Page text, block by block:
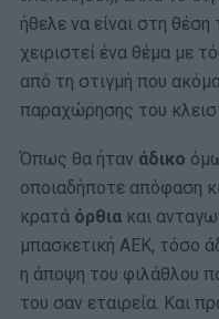
ήθελε να είναι στη
χειριστεί ένα θέμα με
από τη στιγμή που
παραχώρησης του
Όπως θα ήταν άδικο
οποιαδήποτε απόφαση
κρατά όρθια και
μπασκετική ΑΕΚ, τόσο
η άποψη του φιλάθλου
του σαν εταιρεία. Και